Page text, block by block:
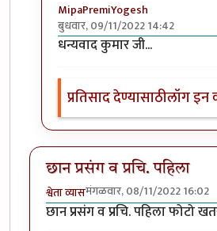
MipaPremiYogesh
बुधवार, 09/11/2022 14:42
In reply toवा, मस्त !
धन्यवाद कुमार जी...
प्रतिसाद देण्यासाठीलॉग इन
छान प्रसंग व प्रचि. पहिला
श्वेता व्यासमंगळवार, 08/11/2022 16:02
छान प्रसंग व प्रचि. पहिला फोटो